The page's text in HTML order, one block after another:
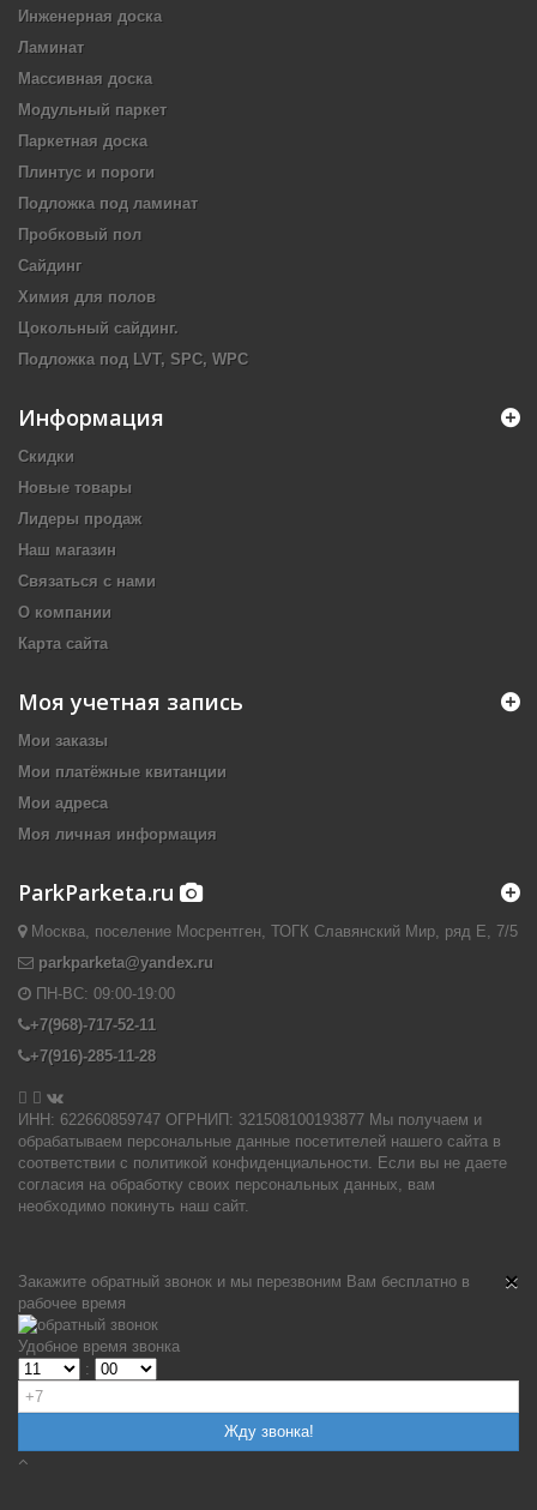
Инженерная доска
Ламинат
Массивная доска
Модульный паркет
Паркетная доска
Плинтус и пороги
Подложка под ламинат
Пробковый пол
Сайдинг
Химия для полов
Цокольный сайдинг.
Подложка под LVT, SPC, WPC
Информация
Скидки
Новые товары
Лидеры продаж
Наш магазин
Связаться с нами
О компании
Карта сайта
Моя учетная запись
Мои заказы
Мои платёжные квитанции
Мои адреса
Моя личная информация
ParkParketa.ru
Москва, поселение Мосрентген, ТОГК Славянский Мир, ряд Е, 7/5
parkparketa@yandex.ru
ПН-ВС: 09:00-19:00
+7(968)-717-52-11
+7(916)-285-11-28
 
ИНН: 622660859747 ОГРНИП: 321508100193877 Мы получаем и
обрабатываем персональные данные посетителей нашего сайта в
соответствии с политикой конфиденциальности. Если вы не даете
согласия на обработку своих персональных данных, вам
необходимо покинуть наш сайт.
×
Закажите обратный звонок и мы перезвоним Вам бесплатно в
рабочее время
Удобное время звонка
: